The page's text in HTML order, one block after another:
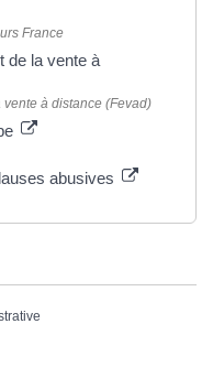
France
de la vente à
à distance (Fevad)
abusives